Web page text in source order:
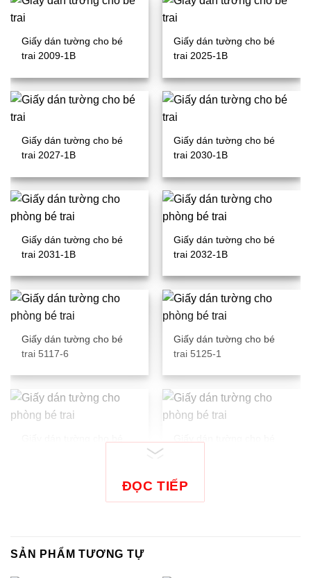
Giấy dán tường cho bé
trai 2009-1B
Giấy dán tường cho bé
trai 2025-1B
Giấy dán tường cho bé
trai 2027-1B
Giấy dán tường cho bé
trai 2030-1B
Giấy dán tường cho bé
trai 2031-1B
Giấy dán tường cho bé
trai 2032-1B
Giấy dán tường cho bé
trai 5117-6
Giấy dán tường cho bé
trai 5125-1
trai 5127-2
ĐỌC TIẾP
SẢN PHẨM TƯƠNG TỰ